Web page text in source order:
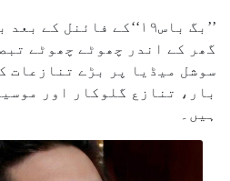
’’بگ باس۱۹‘‘کے فائنل
گھر کے اندر چھوٹے چھوٹے
سوشل میڈیا پر بڑے تنازعات
بار، تنازع گلوکار اور
ہیں۔